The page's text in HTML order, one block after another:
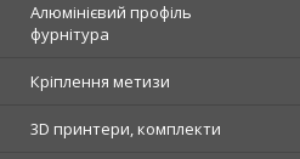
Алюмінієвий профіль
фурнітура
Кріплення метизи
3D принтери, комплекти